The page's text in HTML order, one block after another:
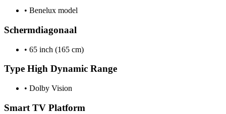
• Benelux model
Schermdiagonaal
• 65 inch (165 cm)
Type High Dynamic Range
• Dolby Vision
Smart TV Platform